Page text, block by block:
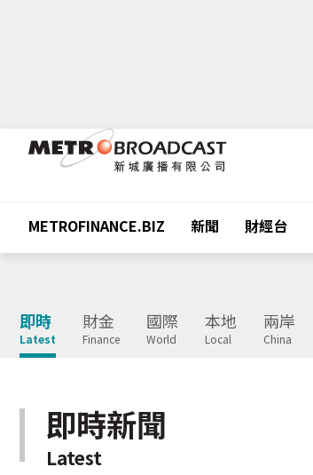
METROFINANCE.BIZ 新聞 財經台
即時
Latest
財金
Finance
國際
World
本地
Local
兩岸
China
即時新聞
Latest